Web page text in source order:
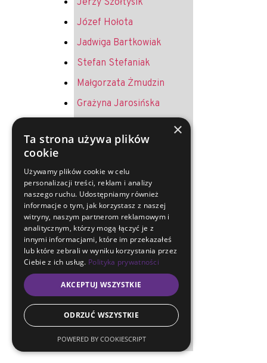
Józef Hołota
Jadwiga Bartkowiak
Stefan Stefaniak
Małgorzata Żmudzin
Grażyna Jarosińska
Andrzej Jureczek
Jerzy Oruba
Ryszard Merkel
Sławoj Kapitański
Arkadiusz Musialski
Maria Lewandowska
Mirosława Magryś-
Lukosek
Ewa Artymiuk
Krystyna Micherdzińska
×
Ta strona używa plików
cookie
Używamy plików cookie w celu
personalizacji treści, reklam i analizy
naszego ruchu. Udostępniamy również
informacje o tym, jak korzystasz z naszej
witryny, naszym partnerom reklamowym i
analitycznym, którzy mogą łączyć je z
innymi informacjami, które im przekazałeś
lub które zebrali w wyniku korzystania przez
Ciebie z ich usług. Polityka prywatności
AKCEPTUJ WSZYSTKIE
ODRZUĆ WSZYSTKIE
POWERED BY COOKIESCRIPT